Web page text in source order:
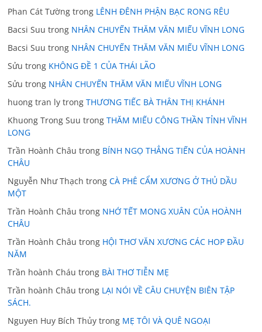
Phan Cát Tường trong LÊNH ĐÊNH PHẬN BẠC RONG RÊU
Bacsi Suu trong NHÂN CHUYẾN THĂM VĂN MIẾU VĨNH LONG
Bacsi Suu trong NHÂN CHUYẾN THĂM VĂN MIẾU VĨNH LONG
Sửu trong KHÔNG ĐỀ 1 CỦA THÁI LÃO
Sửu trong NHÂN CHUYẾN THĂM VĂN MIẾU VĨNH LONG
huong tran ly trongTHƯƠNG TIẾC BÀ THÂN THỊ KHÁNH
Khuong Trong Suu trongTHĂM MIẾU CÔNG THẦN TỈNH VĨNH
LONG
Trần Hoành Châu trong BÍNH NGỌ THẲNG TIẾN CỦA HOÀNH
CHÂU
Nguyễn Như Thạch trongCÀ PHÊ CẨM XƯƠNG Ở THỦ DẦU
MỘT
Trần Hoành Châu trong NHỚ TẾT MONG XUÂN CỦA HOÀNH
CHÂU
Trần Hoành Châu trong HỘI THƠ VĂN XƯƠNG CÁC HOP ĐẦU
NĂM
Trần hoành Cháu trong BÀI THƠ TIỄN MẸ
Trần hoành Châu trong LẠI NÓI VỀ CÂU CHUYỆN BIÊN TẬP
SÁCH.
Nguyen Huy Bích Thủy trong MẸ TÔI VÀ QUÊ NGOẠI